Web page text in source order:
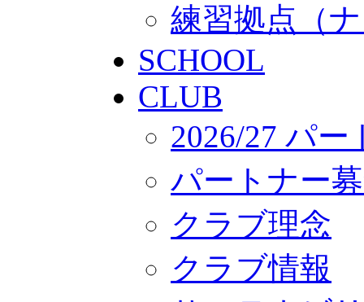
練習拠点（
SCHOOL
CLUB
2026/27 パ
パートナー
クラブ理念
クラブ情報